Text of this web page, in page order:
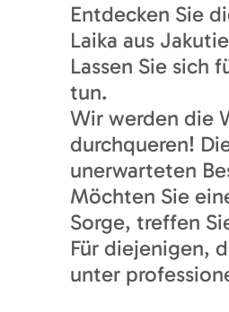
Entdecken Sie
Laika aus
Lassen Sie sich
tun.
Wir werden die
durchqueren!
unerwarteten
Möchten Sie
Sorge, treffen
Für diejenigen,
unter